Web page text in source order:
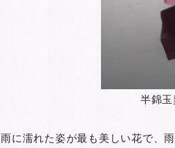
半錦
雨に濡れた姿が最も美しい花で、